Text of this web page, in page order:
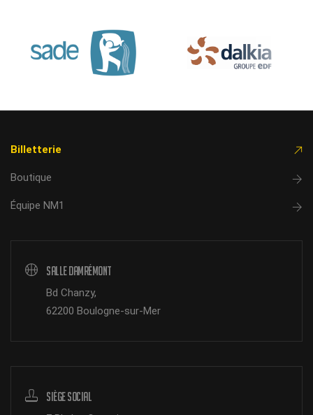
Billetterie
Boutique
Équipe NM1
Salle Damrémont
Bd Chanzy,
62200 Boulogne-sur-Mer
Siège Social